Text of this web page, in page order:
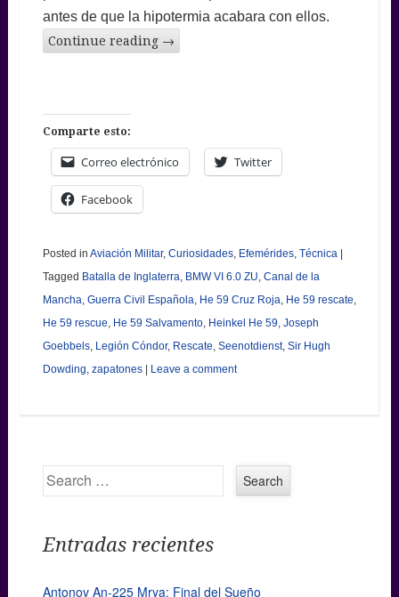
antes de que la hipotermia acabara con ellos.
Continue reading →
Comparte esto:
Correo electrónico Twitter
Facebook
Posted in Aviación Militar, Curiosidades, Efemérides, Técnica
Tagged Batalla de Inglaterra, BMW VI 6.0 ZU, Canal de la
Mancha, Guerra Civil Española, He 59 Cruz Roja, He 59 rescate,
He 59 rescue, He 59 Salvamento, Heinkel He 59, Joseph
Goebbels, Legión Cóndor, Rescate, Seenotdienst, Sir Hugh
Dowding, zapatones Leave a comment
Search
Entradas recientes
Antonov An-225 Mrya: Final del Sueño